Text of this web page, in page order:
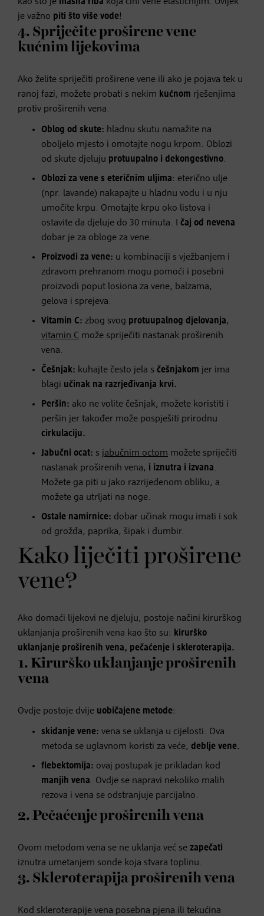
je važno piti što više vode!
4. Spriječite proširene vene
kućnim lijekovima
Ako želite spriječiti proširene vene ili ako je pojava tek u
ranoj fazi, možete probati s nekim kućnom rješenjima
protiv proširenih vena.
Oblog od skute: hladnu skutu namažite na
oboljelo mjesto i omotajte nogu krpom. Oblozi
od skute djeluju protuupalno i dekongestivno.
Oblozi za vene s eteričnim uljima: eterično ulje
(npr. lavande) nakapajte u hladnu vodu i u nju
umočite krpu. Omotajte krpu oko listova i
ostavite da djeluje do 30 minuta. I čaj od nevena
dobar je za obloge za vene.
Proizvodi za vene: u kombinaciji s vježbanjem i
zdravom prehranom mogu pomoći i posebni
proizvodi poput losiona za vene, balzama,
gelova i sprejeva.
Vitamin C: zbog svog protuupalnog djelovanja,
vitamin C može spriječiti nastanak proširenih
vena.
Češnjak: kuhajte često jela s češnjakom jer ima
blagi učinak na razrjeđivanja krvi.
Peršin: ako ne volite češnjak, možete koristiti i
peršin jer također može pospješiti prirodnu
cirkulaciju.
Jabučni ocat: s jabučnim octom možete spriječiti
nastanak proširenih vena, i iznutra i izvana.
Možete ga piti u jako razrijeđenom obliku, a
možete ga utrljati na noge.
Ostale namirnice: dobar učinak mogu imati i sok
od grožđa, paprika, šipak i đumbir.
Kako liječiti proširene
vene?
Ako domaći lijekovi ne djeluju, postoje načini kirurškog
uklanjanja proširenih vena kao što su: kirurško
uklanjanje proširenih vena, pečaćenje i skleroterapija.
1. Kirurško uklanjanje proširenih
vena
Ovdje postoje dvije uobičajene metode:
skidanje vene: vena se uklanja u cijelosti. Ova
metoda se uglavnom koristi za veće, deblje vene.
flebektomija: ovaj postupak je prikladan kod
manjih vena. Ovdje se napravi nekoliko malih
rezova i vena se odstranjuje parcijalno.
2. Pečaćenje proširenih vena
Ovom metodom vena se ne uklanja već se zapečati
iznutra umetanjem sonde koja stvara toplinu.
3. Skleroterapija proširenih vena
Kod skleroterapije vena posebna pjena ili tekućina